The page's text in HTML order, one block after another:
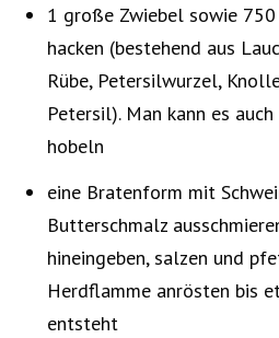
1 große Zwiebel sowie
hacken (bestehend aus
Rübe, Petersilwurzel,
Petersil). Man kann es
hobeln
eine Bratenform mit
Butterschmalz
hineingeben, salzen und
Herdflamme anrösten bis
entsteht